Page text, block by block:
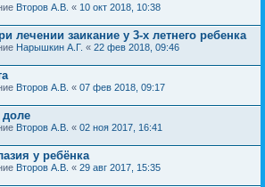
Второв А.В. « 10 окт 2018, 10:38
лечении заикание у 3-х летнего ребенка
Нарышкин А.Г. « 22 фев 2018, 09:46
Второв А.В. « 07 фев 2018, 09:17
доле
Второв А.В. « 02 ноя 2017, 16:41
у ребёнка
Второв А.В. « 29 авг 2017, 15:35